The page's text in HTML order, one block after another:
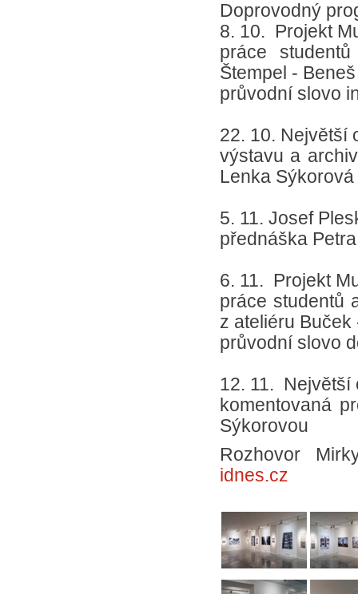
Doprovodný
8. 10. Projekt
práce
Štempel - Beneš
průvodní slovo
22. 10. Největší
výstavu a
Lenka Sýkorová
5. 11. Josef
přednáška
6. 11. Projekt
práce studentů
z ateliéru
průvodní slovo
12. 11. Největší
komentovaná
Sýkorovou
Rozhovor
idnes.cz